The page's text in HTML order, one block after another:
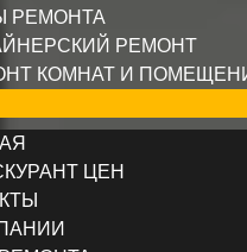
РЕМОНТА
РЕМОНТ
КОМНАТ И
ЦЕН